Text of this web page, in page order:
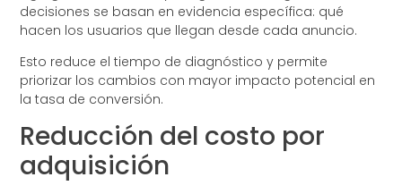
decisiones se basan en evidencia específica: qué
hacen los usuarios que llegan desde cada anuncio.
Esto reduce el tiempo de diagnóstico y permite
priorizar los cambios con mayor impacto potencial en
la tasa de conversión.
Reducción del costo por
adquisición